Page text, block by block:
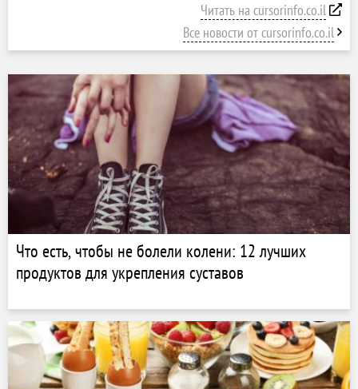
Читать на cursorinfo.co.il
Все новости от cursorinfo.co.il
Что есть, чтобы не болели колени: 12 лучших
продуктов для укрепления суставов